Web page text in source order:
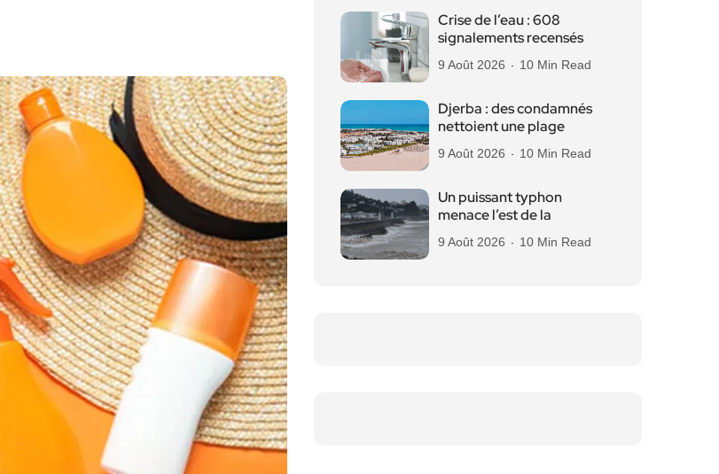
Crise de l’eau : 608
signalements recensés
9 Août 2026 10 Min Read
Djerba : des condamnés
nettoient une plage
9 Août 2026 10 Min Read
Un puissant typhon
menace l’est de la
9 Août 2026 10 Min Read